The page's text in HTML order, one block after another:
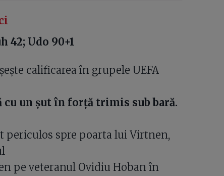
42; Udo 90+1
calificarea în grupele UEFA
cu un șut în forță trimis sub bară.
periculos spre poarta lui Virtnen,
pe veteranul Ovidiu Hoban în